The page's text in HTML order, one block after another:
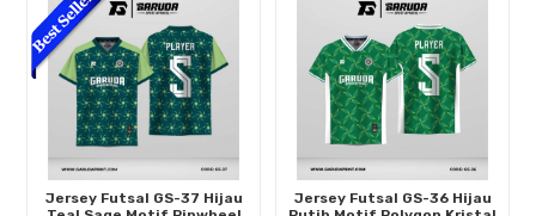
Jersey Futsal GS-37 Hijau
Jersey Futsal GS-36 Hijau